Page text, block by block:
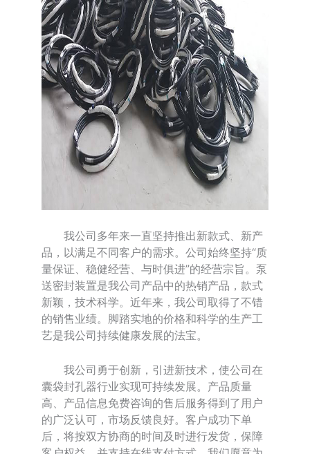
我公司多年来一直坚持推出新款式、新产
品，以满足不同客户的需求。公司始终坚持“质
量保证、稳健经营、与时俱进”的经营宗旨。泵
送密封装置是我公司产品中的热销产品，款式
新颖，技术科学。近年来，我公司取得了不错
的销售业绩。脚踏实地的价格和科学的生产工
艺是我公司持续健康发展的法宝。
我公司勇于创新，引进新技术，使公司在
囊袋封孔器行业实现可持续发展。产品质量
高、产品信息免费咨询的售后服务得到了用户
的广泛认可，市场反馈良好。客户成功下单
后，将按双方协商的时间及时进行发货，保障